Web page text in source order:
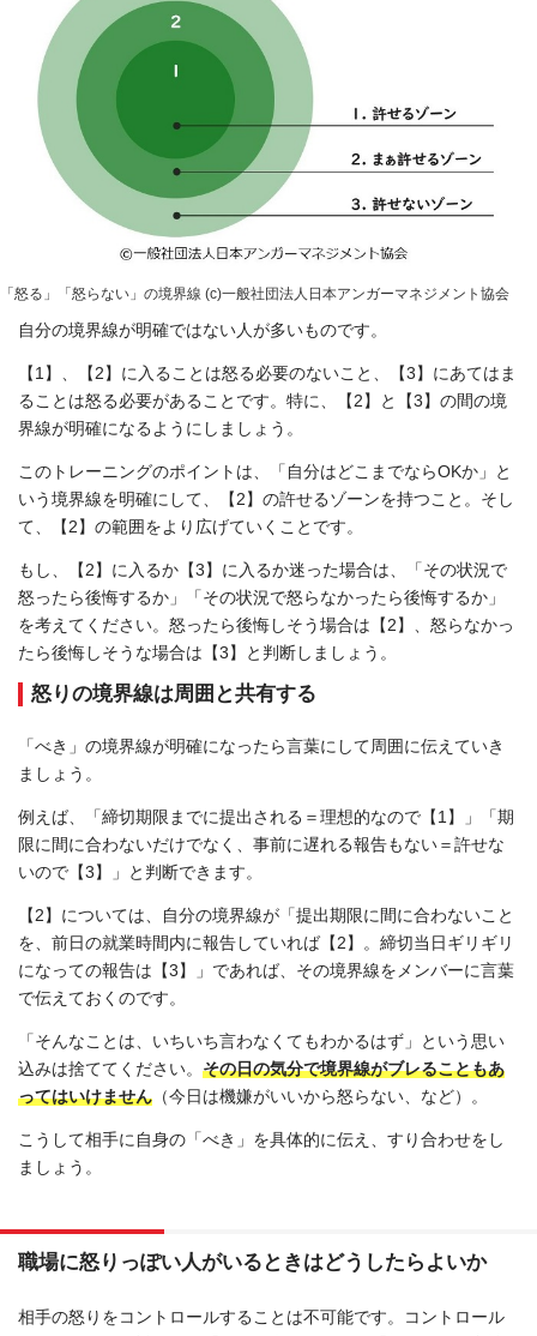
「怒る」「怒らない」の境界線 (c)一般社団法人日本アンガーマネジメント協会
自分の境界線が明確ではない人が多いものです。
【1】、【2】に入ることは怒る必要のないこと、【3】にあてはま
ることは怒る必要があることです。特に、【2】と【3】の間の境
界線が明確になるようにしましょう。
このトレーニングのポイントは、「自分はどこまでならOKか」と
いう境界線を明確にして、【2】の許せるゾーンを持つこと。そし
て、【2】の範囲をより広げていくことです。
もし、【2】に入るか【3】に入るか迷った場合は、「その状況で
怒ったら後悔するか」「その状況で怒らなかったら後悔するか」
を考えてください。怒ったら後悔しそう場合は【2】、怒らなかっ
たら後悔しそうな場合は【3】と判断しましょう。
怒りの境界線は周囲と共有する
「べき」の境界線が明確になったら言葉にして周囲に伝えていき
ましょう。
例えば、「締切期限までに提出される＝理想的なので【1】」「期
限に間に合わないだけでなく、事前に遅れる報告もない＝許せな
いので【3】」と判断できます。
【2】については、自分の境界線が「提出期限に間に合わないこと
を、前日の就業時間内に報告していれば【2】。締切当日ギリギリ
になっての報告は【3】」であれば、その境界線をメンバーに言葉
で伝えておくのです。
「そんなことは、いちいち言わなくてもわかるはず」という思い
込みは捨ててください。 その日の気分で境界線がブレることもあ
ってはいけません （今日は機嫌がいいから怒らない、など）。
こうして相手に自身の「べき」を具体的に伝え、すり合わせをし
ましょう。
職場に怒りっぽい人がいるときはどうしたらよいか
相手の怒りをコントロールすることは不可能です。コントロール